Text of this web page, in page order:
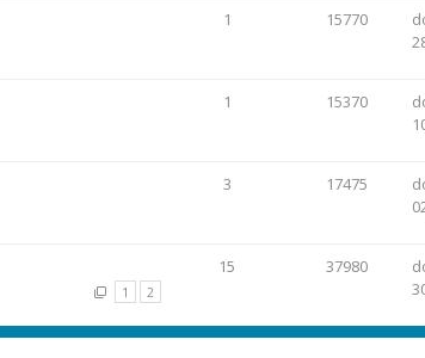
1 15770
1 15370
3 17475
1 2
15 37980